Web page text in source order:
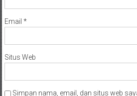
Email *
Situs Web
Simpan nama, email, dan situs web